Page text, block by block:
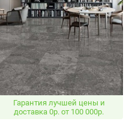
Гарантия лучшей цены и
доставка 0р. от 100 000р.